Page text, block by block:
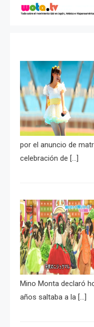
por el anuncio de
celebración de […]
Mino Monta declaró
años saltaba a la […]